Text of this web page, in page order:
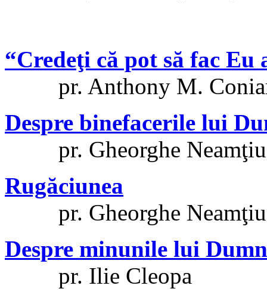
“Credeţi că pot să fac Eu
pr. Anthony M.
Despre binefacerile lui
pr. Gheorghe Neamţiu
Rugăciunea
pr. Gheorghe Neamţiu
Despre minunile lui
pr. Ilie Cleopa